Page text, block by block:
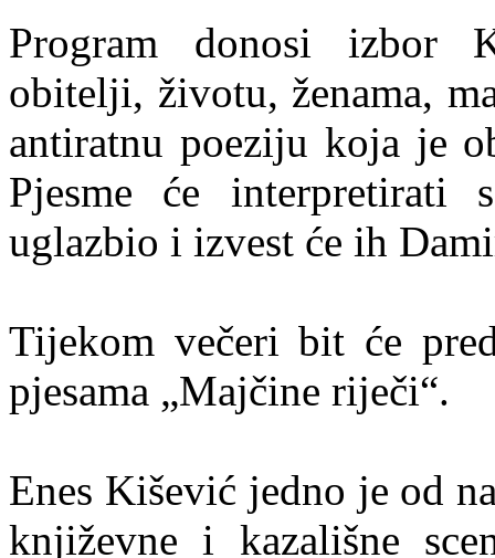
Program donosi izbor
obitelji, životu, ženama,
antiratnu poeziju koja je
Pjesme će
uglazbio i izvest će ih
Tijekom večeri bit će
pjesama „Majčine riječi“.
Enes Kišević jedno je od
književne i kazališne